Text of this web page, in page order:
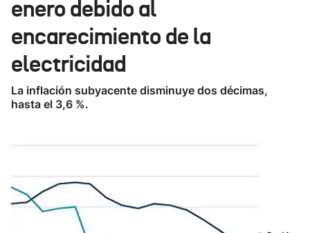
Ikusmiran
Eguraldia
enero debido al
encarecimiento de la
electricidad
La inflación subyacente disminuye dos décimas,
hasta el 3,6 %.